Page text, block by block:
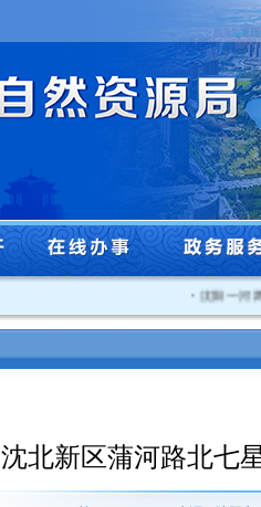
沈阳一河两
沈北新区蒲河路北七